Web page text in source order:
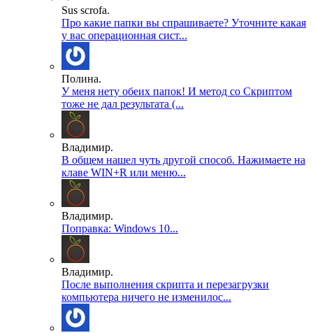
Sus scrofa.
Про какие папки вы спрашиваете? Уточните какая
у вас операционная сист...
Полина.
У меня нету обеих папок! И метод со Скриптом
тоже не дал результата (...
Владимир.
В общем нашел чуть другой способ. Нажимаете на
клаве WIN+R или меню...
Владимир.
Поправка: Windows 10...
Владимир.
После выполнения скрипта и перезагрузки
компьютера ничего не изменилос...